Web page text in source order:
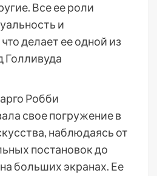
Все ее роли
и
делает ее одной из
Голливуда
Робби
свое погружение в
наблюдаясь от
постановок до
больших экранах. Ее